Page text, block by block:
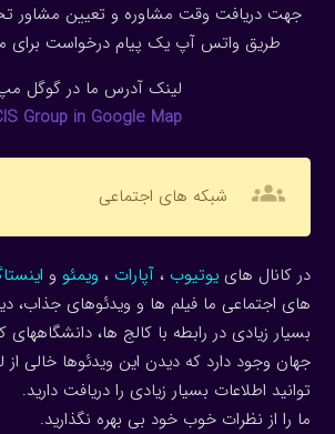
جهت دریافت وقت مشاوره و تعیین مشاور
طریق واتس آپ یک پیام درخواست برای ما
لینک آدرس ما در گوگل
Group in Google Map
groups شبکه های اجتماعی
در کانال هاییوتیوب ، آپارات ، ویمئو و
های اجتماعی ما فیلم ها و ویدئوهای جذاب،
بسیار زیادی در رابطه با کالج ها،
جهان وجود دارد که دیدن این ویدئوها خالی
توانید اطلاعات بسیار زیادی را دریافت دارید.
ما را از نظرات خوب خود بی بهره نگذارید.